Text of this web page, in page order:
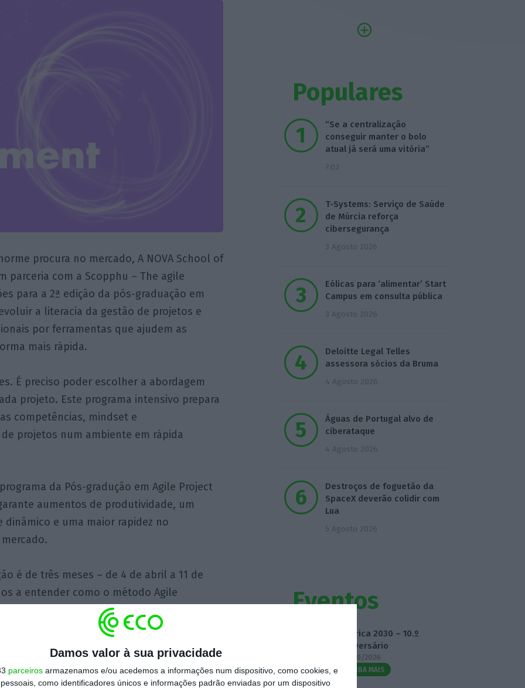
Damos valor à sua privacidade
parceiros armazenamos e/ou acedemos a informações num dispositivo, como cookies, e
como identificadores únicos e informações padrão enviadas por um dispositivo
procura no mercado, A NOVA School of
parceria com a Scopphu – The agile
para a 2ª edição da pós-graduação em
a literacia da gestão de projetos e
por ferramentas que ajudem as
mais rápida.
É preciso poder escolher a abordagem
projeto. Este programa intensivo prepara
competências, mindset e
projetos num ambiente em rápida
da Pós-gradução em Agile Project
aumentos de produtividade, um
e uma maior rapidez no
é de três meses – de 4 de abril a 11 de
a entender como o método Agile
e as ferramentas do Agile em projetos
Vão também compreender a
gestão de projeto/produto, desde a sua
da framework/processos, medindo e
ágeis e objetivas.
Populares
“Se a centralização
conseguir manter o bolo
atual já será uma vitória”
7:02
T-Systems: Serviço de Saúde
de Múrcia reforça
cibersegurança
3 Agosto 2026
Eólicas para ‘alimentar’ Start
Campus em consulta pública
3 Agosto 2026
Deloitte Legal Telles
assessora sócios da Bruma
4 Agosto 2026
Águas de Portugal alvo de
ciberataque
4 Agosto 2026
Destroços de foguetão da
SpaceX deverão colidir com
Lua
5 Agosto 2026
Eventos
Fábrica 2030 – 10.º
Aniversário
14/10/2026
SAIBA MAIS